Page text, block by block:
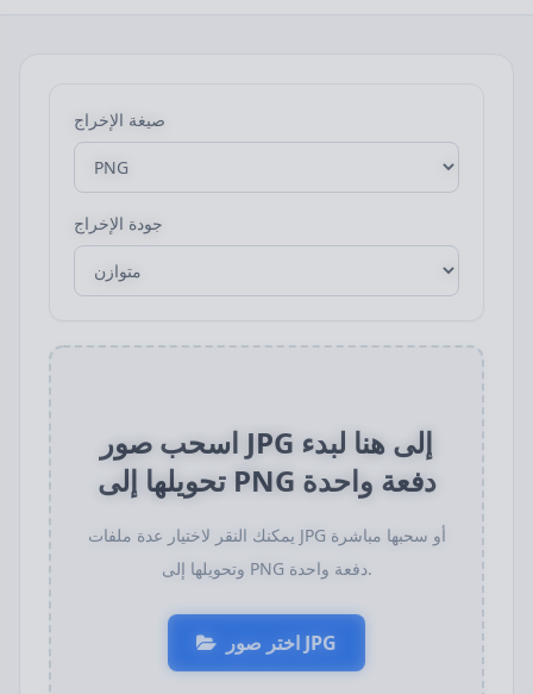
صيغة الإخراج
جودة الإخراج
اسحب صور JPG إلى هنا لبدء
تحويلها إلى PNG دفعة واحدة
يمكنك النقر لاختيار عدة ملفات JPG أو سحبها مباشرة
وتحويلها إلى PNG دفعة واحدة.
اختر صور JPG